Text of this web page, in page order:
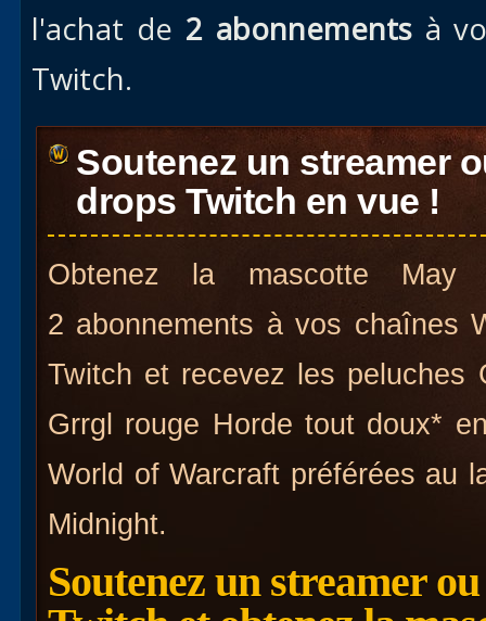
l'achat de 2 abonnementsà
Twitch.
Soutenez un streamer
drops Twitch en vue !
Obtenez la mascotte May
2 abonnements à vos chaînes
Twitch et recevez les peluches
Grrgl rouge Horde tout doux*
World of Warcraft préférées au
Midnight.
Soutenez un streamer